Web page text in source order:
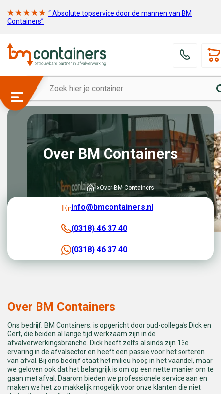
“ Absolute topservice door de mannen van BM
Containers”
Over BM Containers
Over BM Containers
info@bmcontainers.nl
(0318) 46 37 40
(0318) 46 37 40
Over BM Containers
Ons bedrijf, BM Containers, is opgericht door oud-collega's Dick en
Gert, die beiden al lange tijd werkzaam zijn in de
afvalverwerkingsbranche. Dick heeft zelfs al sinds zijn 13e
ervaring in de afvalsector en heeft een passie voor het sorteren
van afval. Bij ons bedrijf staat het milieu hoog in het vaandel, maar
we geloven ook dat het belangrijk is om op een nette manier om te
gaan met afval. Daarom bieden we professionele service aan en
maken we het zo makkelijk mogelijk voor onze klanten die niet